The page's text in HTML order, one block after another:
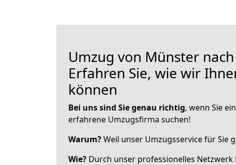
Umzug von Münster
Erfahren Sie, wie wir
können
Bei uns sind Sie genau richtig, wenn Sie
erfahrene Umzugsfirma suchen!
Warum?Weil unser Umzugsservice für Sie
Wie? Durch unser professionelles